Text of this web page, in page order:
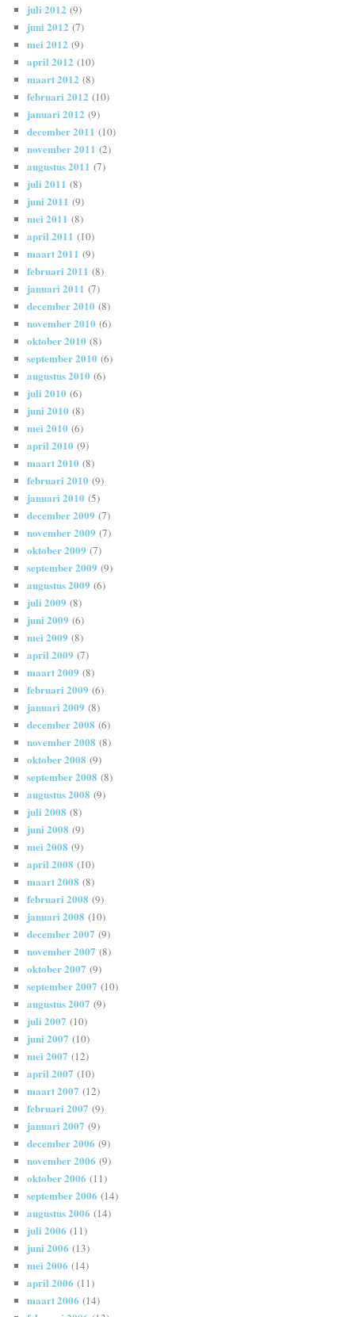
juli 2012 (9)
juni 2012 (7)
mei 2012 (9)
april 2012 (10)
maart 2012 (8)
februari 2012 (10)
januari 2012 (9)
december 2011 (10)
november 2011 (2)
augustus 2011 (7)
juli 2011 (8)
juni 2011 (9)
mei 2011 (8)
april 2011 (10)
maart 2011 (9)
februari 2011 (8)
januari 2011 (7)
december 2010 (8)
november 2010 (6)
oktober 2010 (8)
september 2010 (6)
augustus 2010 (6)
juli 2010 (6)
juni 2010 (8)
mei 2010 (6)
april 2010 (9)
maart 2010 (8)
februari 2010 (9)
januari 2010 (5)
december 2009 (7)
november 2009 (7)
oktober 2009 (7)
september 2009 (9)
augustus 2009 (6)
juli 2009 (8)
juni 2009 (6)
mei 2009 (8)
april 2009 (7)
maart 2009 (8)
februari 2009 (6)
januari 2009 (8)
december 2008 (6)
november 2008 (8)
oktober 2008 (9)
september 2008 (8)
augustus 2008 (9)
juli 2008 (8)
juni 2008 (9)
mei 2008 (9)
april 2008 (10)
maart 2008 (8)
februari 2008 (9)
januari 2008 (10)
december 2007 (9)
november 2007 (8)
oktober 2007 (9)
september 2007 (10)
augustus 2007 (9)
juli 2007 (10)
juni 2007 (10)
mei 2007 (12)
april 2007 (10)
maart 2007 (12)
februari 2007 (9)
januari 2007 (9)
december 2006 (9)
november 2006 (9)
oktober 2006 (11)
september 2006 (14)
augustus 2006 (14)
juli 2006 (11)
juni 2006 (13)
mei 2006 (14)
april 2006 (11)
maart 2006 (14)